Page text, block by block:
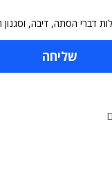
דברי הסתה, דיבה,